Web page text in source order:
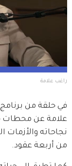
راغب علامة
في حلقة من
علامة عن محطات من
نجاحاته والأزمات
من أربعة عقود.